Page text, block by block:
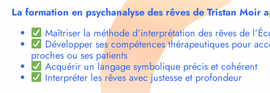
La formation en psychanalyse des rêves de Tristan Moir
Maîtriser la méthode d’interprétation des rêves de
Développer ses compétences thérapeutiques pour
proches ou ses patients
Acquérir un langage symbolique précis et cohérent
Interpréter les rêves avec justesse et profondeur